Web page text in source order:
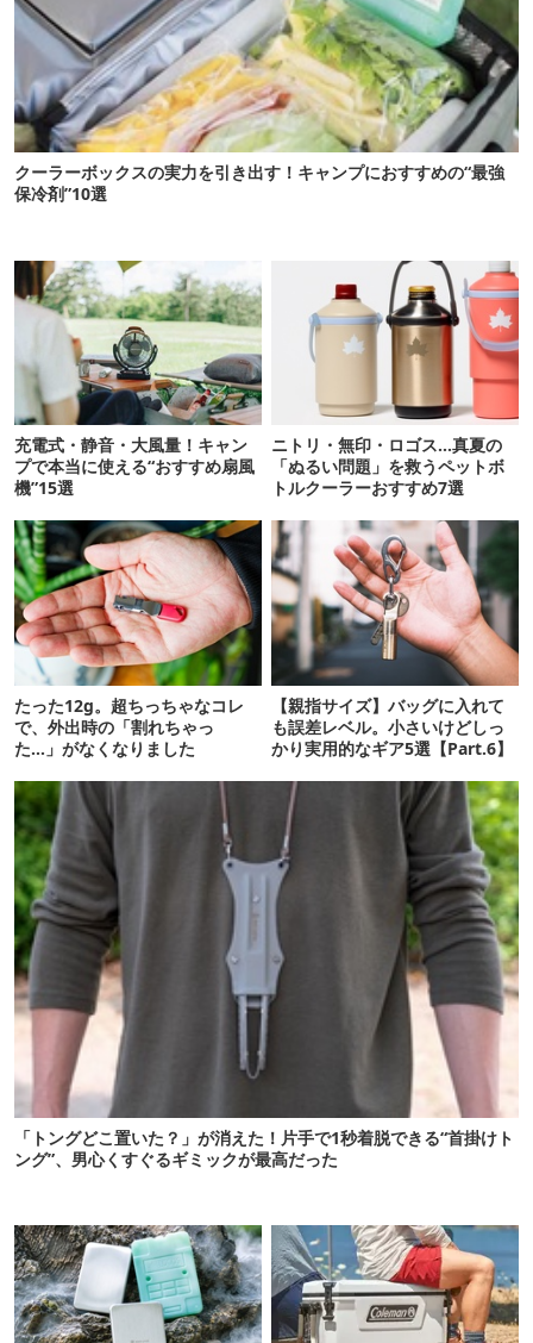
クーラーボックスの実力を引き出す！キャンプにおすすめの“最強
保冷剤”10選
充電式・静音・大風量！キャン
プで本当に使える“おすすめ扇風
機”15選
ニトリ・無印・ロゴス…真夏の
「ぬるい問題」を救うペットボ
トルクーラーおすすめ7選
たった12g。超ちっちゃなコレ
で、外出時の「割れちゃっ
た…」がなくなりました
【親指サイズ】バッグに入れて
も誤差レベル。小さいけどしっ
かり実用的なギア5選【Part.6】
「トングどこ置いた？」が消えた！片手で1秒着脱できる“首掛けト
ング”、男心くすぐるギミックが最高だった